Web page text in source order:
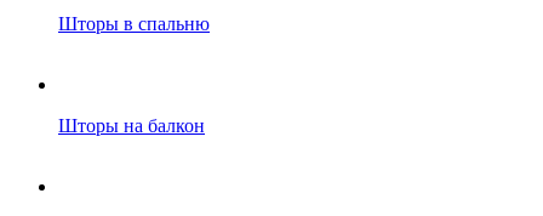
Шторы в спальню
Шторы на балкон